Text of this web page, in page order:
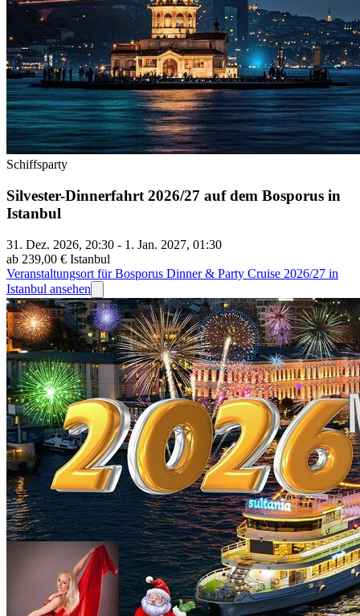
Schiffsparty
Silvester-Dinnerfahrt 2026/27 auf dem Bosporus in
Istanbul
31. Dez. 2026, 20:30 - 1. Jan. 2027, 01:30
ab 239,00 € Istanbul
Veranstaltungsort für Bosporus Dinner & Party Cruise 2026/27 in
Istanbul ansehen